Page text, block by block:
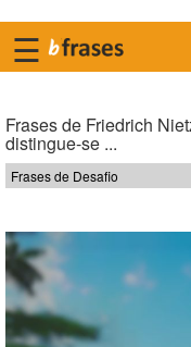
☰
Frases de Friedrich
distingue-se ...
Frases de Desafio